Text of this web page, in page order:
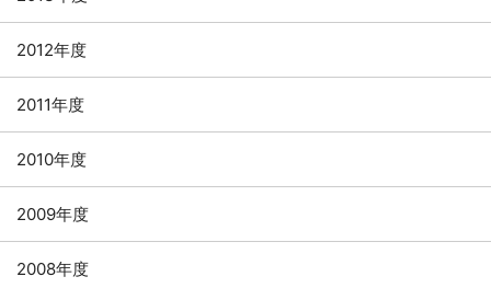
2012年度
2011年度
2010年度
2009年度
2008年度